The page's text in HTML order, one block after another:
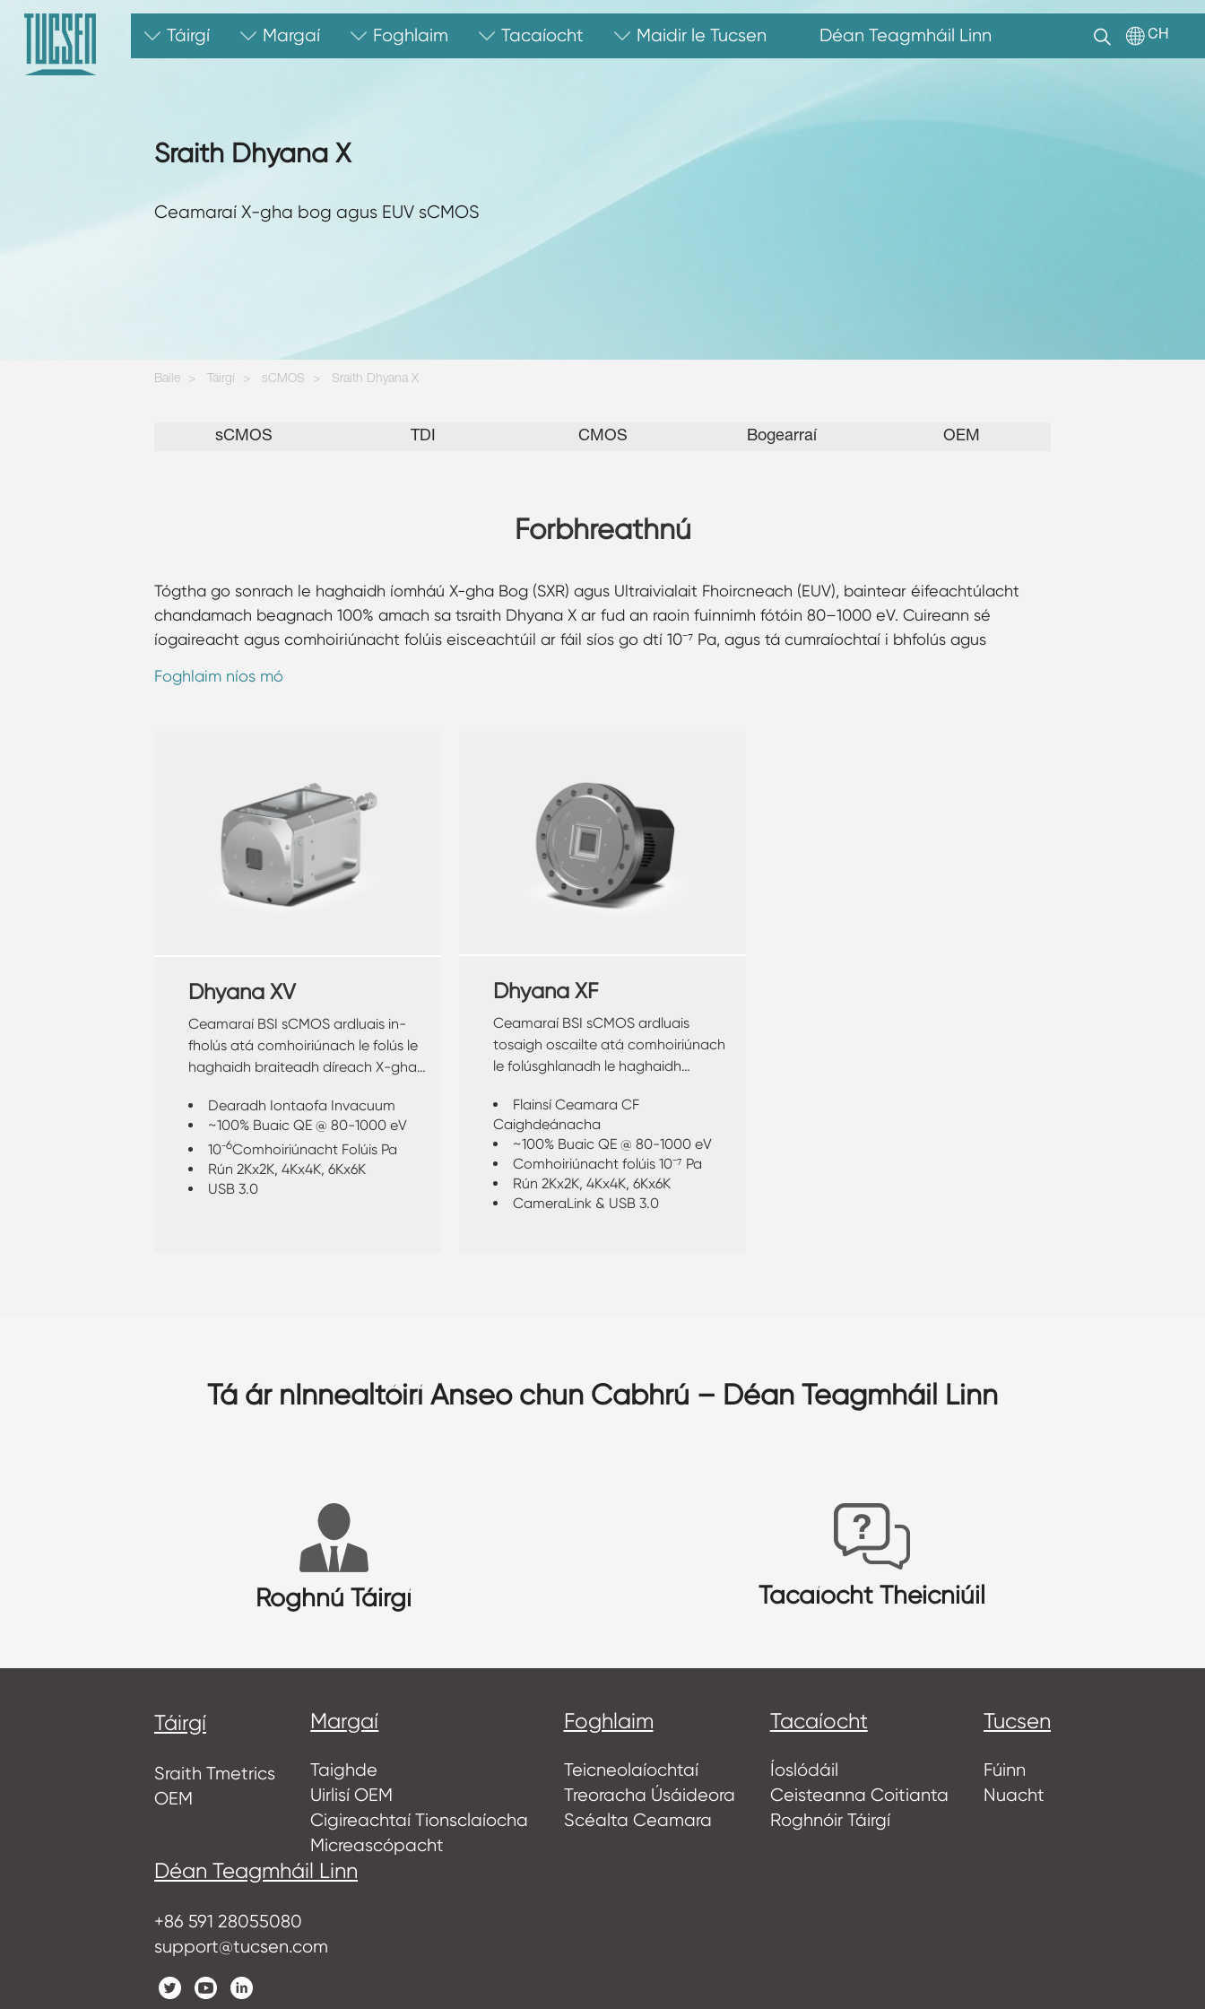
Táirgí Margaí Foghlaim Tacaíocht Maidir le Tucsen Déan Teagmháil Linn CH
Sraith Dhyana X
Ceamaraí X-gha bog agus EUV sCMOS
Baile Táirgí sCMOS Sraith Dhyana X
sCMOS TDI CMOS Bogearraí OEM
Forbhreathnú
Tógtha go sonrach le haghaidh íomháú X-gha Bog (SXR) agus Ultraivialait Fhoircneach (EUV), baintear éifeachtúlacht
chandamach beagnach 100% amach sa tsraith Dhyana X ar fud an raoin fuinnimh fótóin 80–1000 eV. Cuireann sé
íogaireacht agus comhoiriúnacht folúis eisceachtúil ar fáil síos go dtí 10⁻⁷ Pa, agus tá cumraíochtaí i bhfolús agus
Foghlaim níos mó
Dhyana XV
Ceamaraí BSI sCMOS ardluais in-
fholús atá comhoiriúnach le folús le
haghaidh braiteadh díreach X-gha
Dearadh Iontaofa Invacuum
~100% Buaic QE @ 80-1000 eV
10⁻6Comhoiriúnacht Folúis Pa
Rún 2Kx2K, 4Kx4K, 6Kx6K
USB 3.0
Dhyana XF
Ceamaraí BSI sCMOS ardluais
tosaigh oscailte atá comhoiriúnach
le folúsghlanadh le haghaidh
EUVFlainsí Ceamara CF
Caighdeánacha
~100% Buaic QE @ 80-1000 eV
Comhoiriúnacht folúis 10⁻⁷ Pa
Rún 2Kx2K, 4Kx4K, 6Kx6K
CameraLink & USB 3.0
Tá ár nInnealtóirí Anseo chun Cabhrú – Déan Teagmháil Linn
Roghnú Táirgí Tacaíocht Theicniúil
Táirgí
Sraith Tmetrics
OEM
Margaí
Taighde
Uirlisí OEM
Cigireachtaí Tionsclaíocha
Micreascópacht
Foghlaim
Teicneolaíochtaí
Treoracha Úsáideora
Scéalta Ceamara
Tacaíocht
Íoslódáil
Ceisteanna Coitianta
Roghnóir Táirgí
Tucsen
Fúinn
Nuacht
Déan Teagmháil Linn
+86 591 28055080
support@tucsen.com